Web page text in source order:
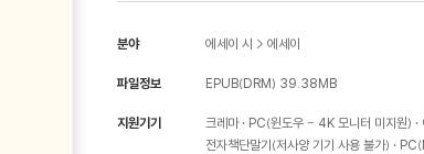
분야 에세이 시 > 에세이
파일정보 EPUB(DRM) 39.38MB
지원기기 크레마 PC(윈도우 - 4K 모니터 미지원)
전자책단말기(저사양 기기 사용 불가)